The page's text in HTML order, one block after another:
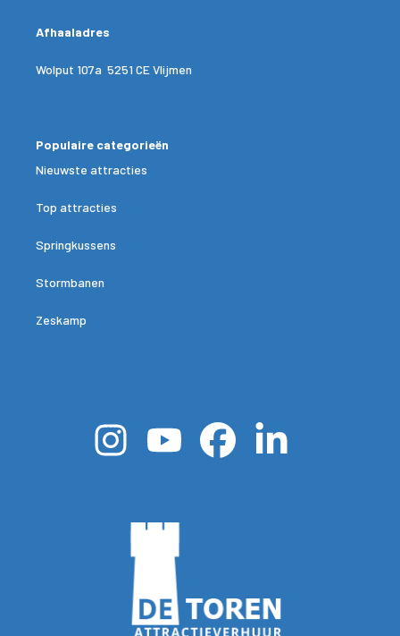
Afhaaladres
Wolput 107a 5251 CE Vlijmen
Populaire categorieën
Nieuwste attracties
Top attracties
Springkussens
Stormbanen
Zeskamp